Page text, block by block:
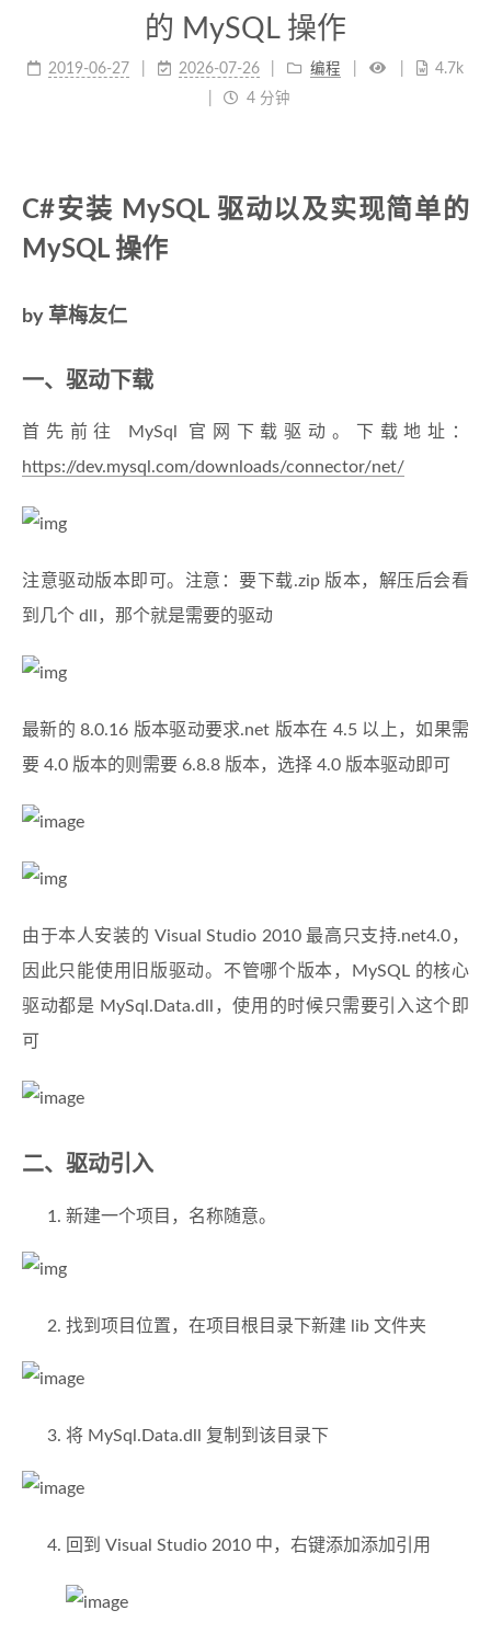
的 MySQL 操作
2019-06-27 2026-07-26 编程
4.7k
4 分钟
C#安装 MySQL 驱动以及实现简单的
MySQL 操作
by 草梅友仁
一、驱动下载
首先前往 MySql 官网下载驱动。下载地址：
https://dev.mysql.com/downloads/connector/net/
注意驱动版本即可。注意：要下载.zip 版本，解压后会看
到几个 dll，那个就是需要的驱动
最新的 8.0.16 版本驱动要求.net 版本在 4.5 以上，如果需
要 4.0 版本的则需要 6.8.8 版本，选择 4.0 版本驱动即可
由于本人安装的 Visual Studio 2010 最高只支持.net4.0，
因此只能使用旧版驱动。不管哪个版本，MySQL 的核心
驱动都是 MySql.Data.dll，使用的时候只需要引入这个即
可
二、驱动引入
新建一个项目，名称随意。
找到项目位置，在项目根目录下新建 lib 文件夹
将 MySql.Data.dll 复制到该目录下
回到 Visual Studio 2010 中，右键添加添加引用